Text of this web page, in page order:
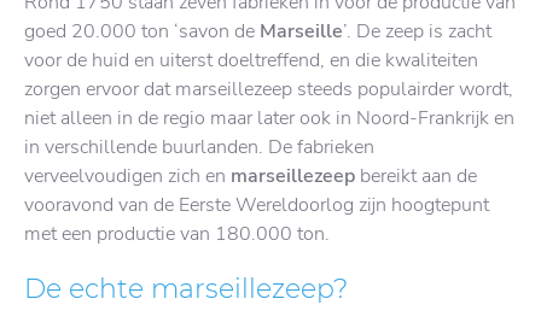
goed 20.000 ton ‘savon de Marseille’. De zeep is zacht
voor de huid en uiterst doeltreffend, en die kwaliteiten
zorgen ervoor dat marseillezeep steeds populairder wordt,
niet alleen in de regio maar later ook in Noord-Frankrijk en
in verschillende buurlanden. De fabrieken
verveelvoudigen zich en marseillezeep bereikt aan de
vooravond van de Eerste Wereldoorlog zijn hoogtepunt
met een productie van 180.000 ton.
De echte marseillezeep?